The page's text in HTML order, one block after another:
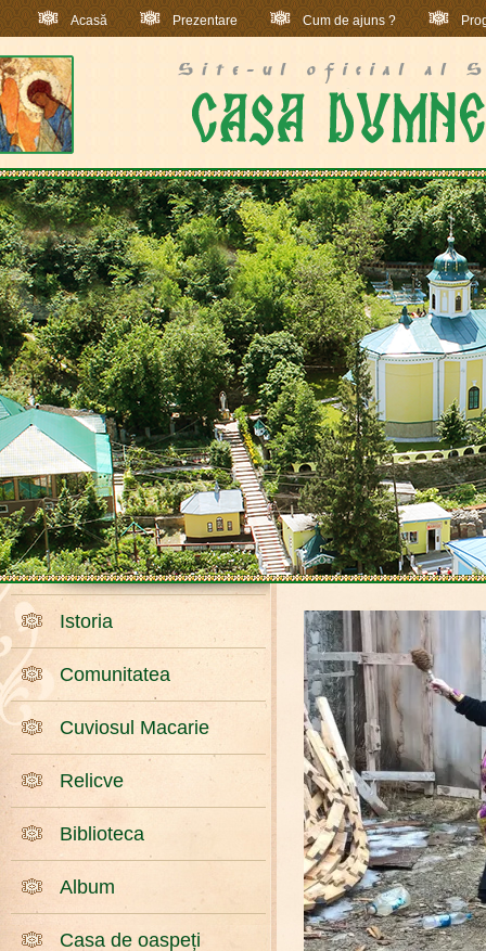
Acasă Prezentare Cum de ajuns ?
Istoria
Comunitatea
Cuviosul Macarie
Relicve
Biblioteca
Album
Casa de oaspeți